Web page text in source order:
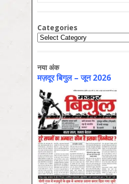
Categories
Categories
नया अंक
मज़दूर बिगुल – जून 2026